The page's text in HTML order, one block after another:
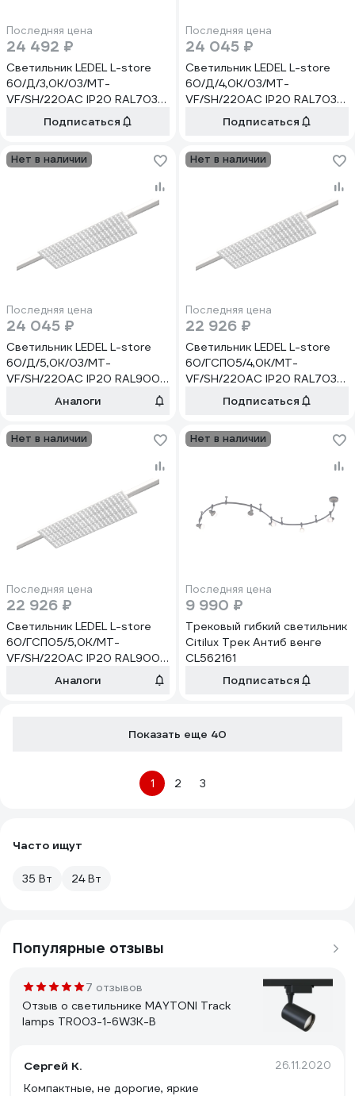
Последняя цена
24 492 ₽
Светильник LEDEL L-store
60/Д/3,0К/03/MT-
VF/SH/220AC IP20 RAL7038
LSTORE00058
Подписаться
Последняя цена
24 045 ₽
Светильник LEDEL L-store
60/Д/4,0К/03/MT-
VF/SH/220AC IP20 RAL7038
LSTORE00059
Подписаться
Нет в наличии
Последняя цена
24 045 ₽
Светильник LEDEL L-store
60/Д/5,0К/03/MT-
VF/SH/220AC IP20 RAL9005
LSTORE00024
Аналоги
Нет в наличии
Последняя цена
22 926 ₽
Светильник LEDEL L-store
60/ГСП05/4,0К/MT-
VF/SH/220AC IP20 RAL7038
LSTORE00053
Подписаться
Нет в наличии
Последняя цена
22 926 ₽
Светильник LEDEL L-store
60/ГСП05/5,0К/MT-
VF/SH/220AC IP20 RAL9005
LSTORE00018
Аналоги
Нет в наличии
Последняя цена
9 990 ₽
Трековый гибкий светильник
Citilux Трек Антиб венге
CL562161
Подписаться
Показать еще 40
1 2 3
Часто ищут
35 Вт 24 Вт
Популярные отзывы
7 отзывов
Отзыв о светильнике MAYTONI Track
lamps TR003-1-6W3K-B
Сергей К. 26.11.2020
Компактные, не дорогие, яркие